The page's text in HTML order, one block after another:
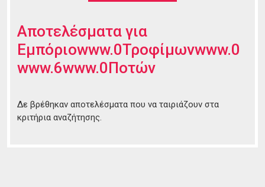
Αποτελέσματα για
Εμπόριοwww.0Τροφίμωνwww.0
www.6www.0Ποτών
Δε βρέθηκαν αποτελέσματα που να ταιριάζουν στα
κριτήρια αναζήτησης.